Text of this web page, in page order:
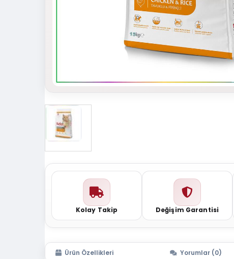
Kolay Takip Değişim Garantisi
Ürün Özellikleri Yorumlar (0)